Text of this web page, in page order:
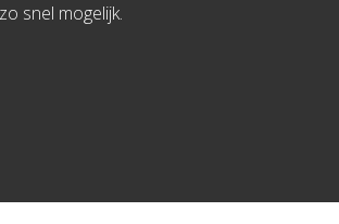
snel mogelijk.